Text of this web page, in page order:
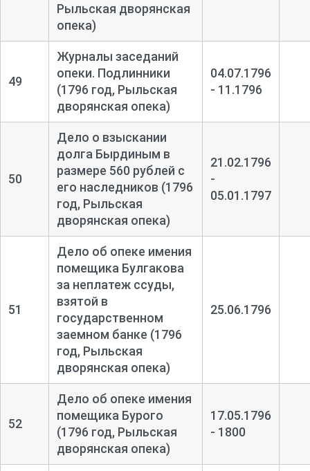
Рыльская дворянская
опека)
49
Журналы заседаний
опеки. Подлинники
(1796 год, Рыльская
дворянская опека)
04.07.1796
- 11.1796
50
Дело о взыскании
долга Бырдиным в
размере 560 рублей с
его наследников (1796
год, Рыльская
дворянская опека)
21.02.1796
-
05.01.1797
51
Дело об опеке имения
помещика Булгакова
за неплатеж ссуды,
взятой в
государственном
заемном банке (1796
год, Рыльская
дворянская опека)
25.06.1796
52
Дело об опеке имения
помещика Бурого
(1796 год, Рыльская
дворянская опека)
17.05.1796
- 1800